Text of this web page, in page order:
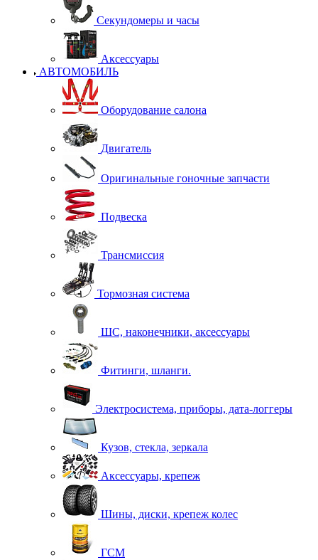
Секундомеры и часы
Аксессуары
АВТОМОБИЛЬ
Оборудование салона
Двигатель
Оригинальные гоночные запчасти
Подвеска
Трансмиссия
Тормозная система
ШС, наконечники, аксессуары
Фитинги, шланги.
Электросистема, приборы, дата-логгеры
Кузов, стекла, зеркала
Аксессуары, крепеж
Шины, диски, крепеж колес
ГСМ